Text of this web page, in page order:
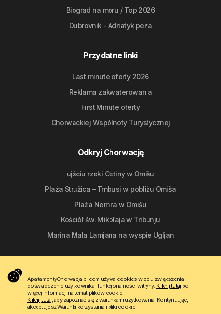
Biograd na moru / Top 2026
Dubrovnik - Adriatyk perła
Przydatne linki
Last minute oferty 2026
Reklama zakwaterowania
First Minute oferty
Chorwackiej Wspólnoty Turystycznej
Odkryj Chorwację
ujściu rzeki Cetiny w Omišu
Plaża Stružica – Trnbusi w pobliżu Omiša
Plaża Nemira w Omišu
Kościół św. Mikołaja w Tribunju
Marina Mala Lamjana na wyspie Ugljan
ApartamentyChorwacja.pl.com używa cookies w celu zwiększenia
doświadczenie użytkownika i funkcjonalności witryny. Kliknij tutaj po
więcej informacji na temat plików cookie.
Kliknij tutaj, aby zapoznać się z warunkami użytkowania. Kontynuując,
akceptujesz Warunki korzystania i pliki cookie.